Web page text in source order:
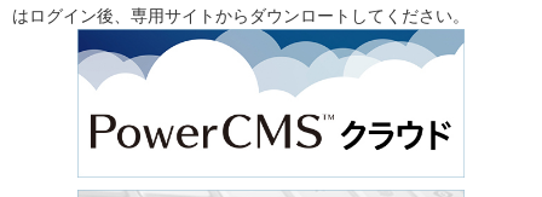
はログイン後、専用サイトからダウンロートしてください。